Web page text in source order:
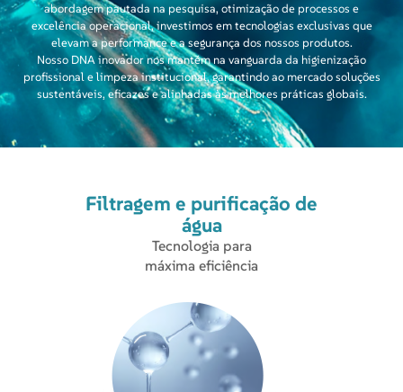
abordagem pautada na pesquisa, otimização de processos e
excelência operacional, investimos em tecnologias exclusivas que
elevam a performance e a segurança dos nossos produtos.
Nosso DNA inovador nos mantém na vanguarda da higienização
profissional e limpeza institucional, garantindo ao mercado soluções
sustentáveis, eficazes e alinhadas às melhores práticas globais.
Filtragem e purificação de
água
Tecnologia para
máxima eficiência